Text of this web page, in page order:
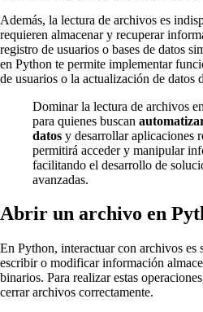
Además, la lectura de archivos es
requieren almacenar y recuperar
registro de usuarios o bases de datos
en Python te permite implementar
de usuarios o la actualización de datos
Dominar la lectura de archivos
para quienes buscan
datos y desarrollar aplicaciones
permitirá acceder y manipular
facilitando el desarrollo de
avanzadas.
Abrir un archivo en
En Python, interactuar con archivos es
escribir o modificar información
binarios. Para realizar estas
cerrar archivos correctamente.